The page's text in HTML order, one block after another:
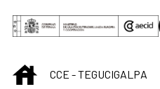
Saltar al contenido principal
INICIOCCE - TEGUCIGALPA